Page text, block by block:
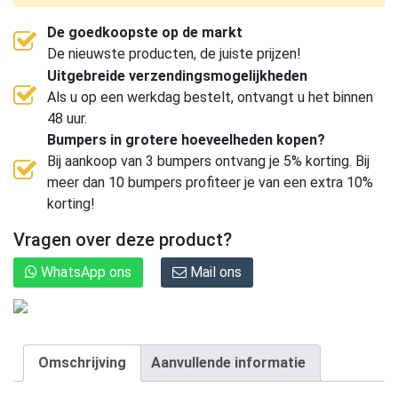
De goedkoopste op de markt
De nieuwste producten, de juiste prijzen!
Uitgebreide verzendingsmogelijkheden
Als u op een werkdag bestelt, ontvangt u het binnen
48 uur.
Bumpers in grotere hoeveelheden kopen?
Bij aankoop van 3 bumpers ontvang je 5% korting. Bij
meer dan 10 bumpers profiteer je van een extra 10%
korting!
Vragen over deze product?
WhatsApp ons Mail ons
Omschrijving Aanvullende informatie